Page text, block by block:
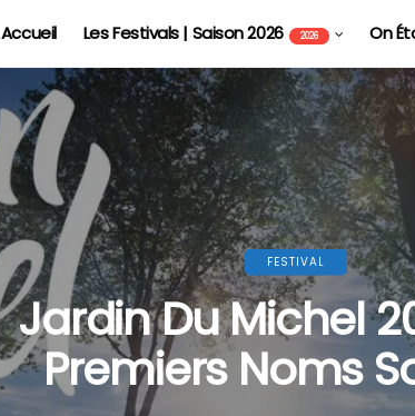
Accueil Les Festivals | Saison 2026 2026 On
FESTIVAL
Jardin Du Michel
Premiers Noms